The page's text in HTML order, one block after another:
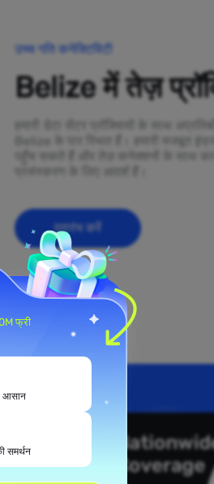
उच्च गति कनेक्टिविटी
Belize में तेज़
Belize के पार स्थित हैं। हमारी मजबूत
पहुँच सकते हैं और तेज़ कनेक्शनों के साथ
प्रारंभ करें
फ्री
आसान
समर्थन